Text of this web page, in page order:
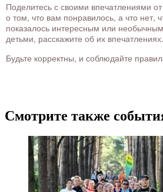
Поделитесь с своими впечатлениями
о том, что вам понравилось, а что нет,
показалось интересным или
детьми, расскажите об их впечатлениях.
Будьте корректны, и соблюдайте
Смотрите также